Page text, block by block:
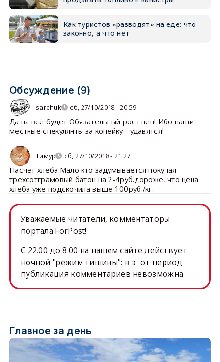
Как туристов «разводят» на еде: что
законно, а что нет
Обсуждение (9)
sarchuk сб, 27/10/2018 - 20:59
Да на всё будет Обязательный рост цен! Ибо наши
местные спекулянты за копейку - удавятся!
Тимур сб, 27/10/2018 - 21:27
Насчет хлеба.Мало кто задумывается покупая
трехсотграмовый батон на 2-4руб.дороже, что цена
хлеба уже подскочила выше 100руб./кг.
Уважаемые читатели, комментаторы
портала ForPost!
C 22.00 до 8.00 на нашем сайте действует
ночной "режим тишины": в этот период
публикация комментариев невозможна.
Главное за день